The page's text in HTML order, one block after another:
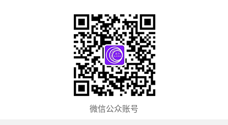
微信公众账号